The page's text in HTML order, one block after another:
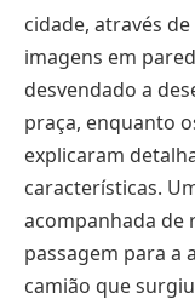
cidade, através
imagens em
desvendado a
praça, enquanto
explicaram
características.
acompanhada de
passagem para a
camião que